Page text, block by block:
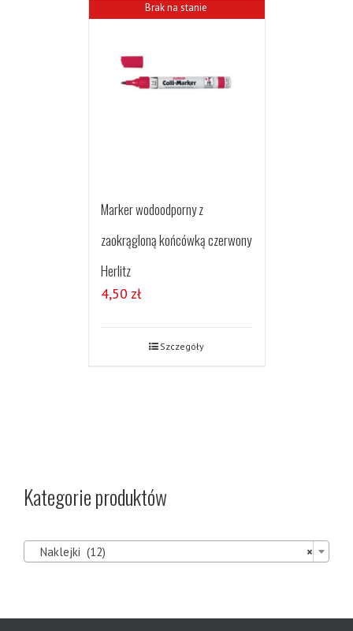
Brak na stanie
Marker wodoodporny z
zaokrągloną końcówką czerwony
Herlitz
4,50 zł
Szczegóły
Kategorie produktów
×
Naklejki (12)